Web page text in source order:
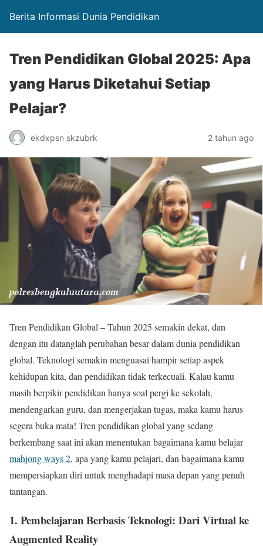
Berita Informasi Dunia Pendidikan
Tren Pendidikan Global 2025: Apa
yang Harus Diketahui Setiap
Pelajar?
ekdxpsn skzubrk 2 tahun ago
Tren Pendidikan Global – Tahun 2025 semakin dekat, dan
dengan itu datanglah perubahan besar dalam dunia pendidikan
global. Teknologi semakin menguasai hampir setiap aspek
kehidupan kita, dan pendidikan tidak terkecuali. Kalau kamu
masih berpikir pendidikan hanya soal pergi ke sekolah,
mendengarkan guru, dan mengerjakan tugas, maka kamu harus
segera buka mata! Tren pendidikan global yang sedang
berkembang saat ini akan menentukan bagaimana kamu belajar
mahjong ways 2, apa yang kamu pelajari, dan bagaimana kamu
mempersiapkan diri untuk menghadapi masa depan yang penuh
tantangan.
1. Pembelajaran Berbasis Teknologi: Dari Virtual ke
Augmented Reality